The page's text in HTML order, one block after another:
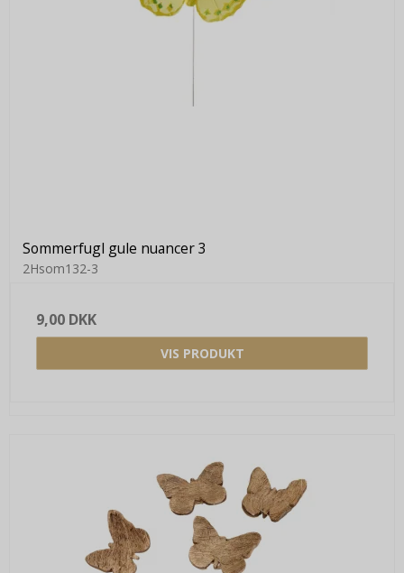
Sommerfugl gule nuancer 3
2Hsom132-3
9,00 DKK
VIS PRODUKT